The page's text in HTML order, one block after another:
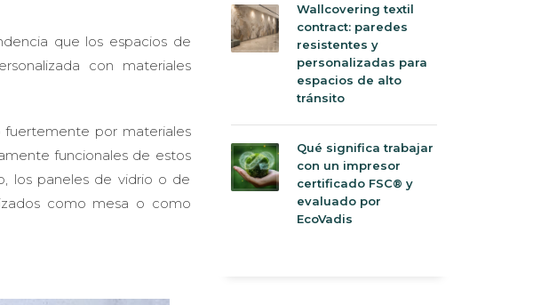
que los espacios de
con materiales
fuertemente por materiales
funcionales de estos
los paneles de vidrio o de
como mesa o como
Wallcovering textil
contract: paredes
resistentes y
personalizadas para
espacios de alto
tránsito
Qué significa trabajar
con un impresor
certificado FSC® y
evaluado por
EcoVadis